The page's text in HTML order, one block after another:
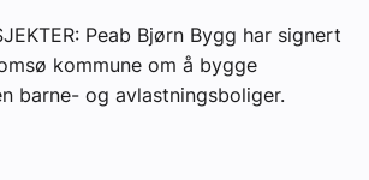
Peab Bjørn Bygg har signert
kommune om å bygge
barne- og avlastningsboliger.